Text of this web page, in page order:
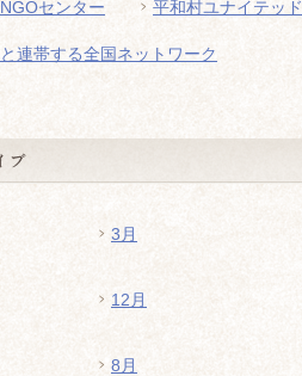
センター 平和村ユナイテッド
連帯する全国ネットワーク
3月
12月
8月